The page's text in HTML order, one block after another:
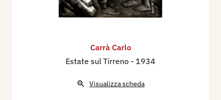
Carrà Carlo
Estate sul Tirreno - 1934
Visualizza scheda